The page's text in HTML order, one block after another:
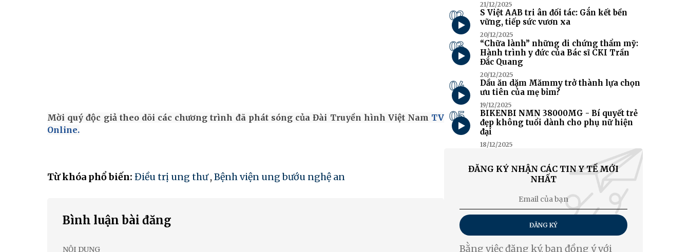
Mời quý độc giả theo dõi các chương trình đã phát sóng của Đài Truyền hình Việt Nam TV
Online.
Từ khóa phổ biến: Điều trị ung thư, Bệnh viện ung bướu nghệ an
Bình luận bài đăng
21/12/2025
02
S Việt AAB tri ân đối tác: Gắn kết bền
vững, tiếp sức vươn xa
20/12/2025
03
“Chữa lành” những di chứng thẩm mỹ:
Hành trình y đức của Bác sĩ CKI Trần
Đắc Quang
20/12/2025
04
Dầu ăn dặm Mămmy trở thành lựa chọn
ưu tiên của mẹ bỉm?
19/12/2025
05
BIKENBI NMN 38000MG - Bí quyết trẻ
đẹp không tuổi dành cho phụ nữ hiện
đại
18/12/2025
ĐĂNG KÝ NHẬN CÁC TIN Y TẾ MỚI
NHẤT
ĐĂNG KÝ
Bằng việc đăng ký, bạn đồng ý với